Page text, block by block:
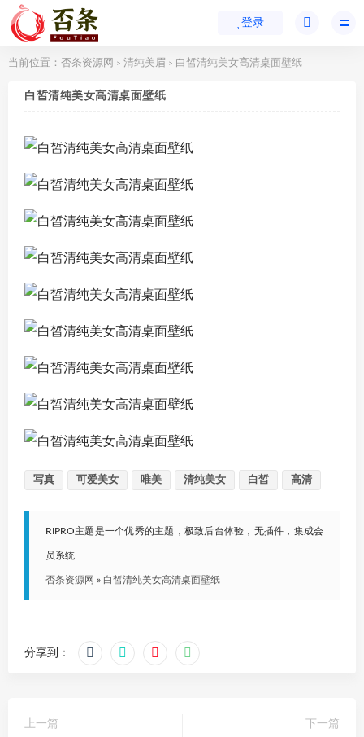
登录
当前位置： 否条资源网 > 清纯美眉 > 白皙清纯美女高清桌面壁纸
白皙清纯美女高清桌面壁纸
写真 可爱美女 唯美 清纯美女 白皙 高清
RIPRO主题是一个优秀的主题，极致后台体验，无插件，集成会
员系统
否条资源网 » 白皙清纯美女高清桌面壁纸
分享到：
上一篇
下一篇